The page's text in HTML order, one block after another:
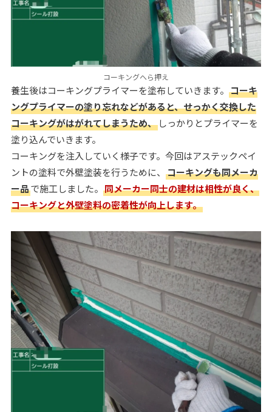
コーキングへら押え
養生後はコーキングプライマーを塗布していきます。 コーキ
ングプライマーの塗り忘れなどがあると、せっかく交換した
コーキングがはがれてしまうため、しっかりとプライマーを
塗り込んでいきます。
コーキングを注入していく様子です。今回はアステックペイ
ントの塗料で外壁塗装を行うために、 コーキングも同メーカ
ー品で施工しました。 同メーカー同士の建材は相性が良く、
コーキングと外壁塗料の密着性が向上します。